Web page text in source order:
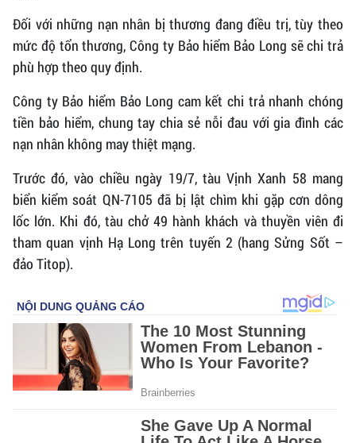
Đối với những nạn nhân bị thương đang điều trị, tùy theo
mức độ tổn thương, Công ty Bảo hiểm Bảo Long sẽ chi trả
phù hợp theo quy định.
Công ty Bảo hiểm Bảo Long cam kết chi trả nhanh chóng
tiền bảo hiểm, chung tay chia sẻ nỗi đau với gia đình các
nạn nhân không may thiệt mạng.
Trước đó, vào chiều ngày 19/7, tàu Vịnh Xanh 58 mang
biển kiểm soát QN-7105 đã bị lật chìm khi gặp cơn dông
lốc lớn. Khi đó, tàu chở 49 hành khách và thuyền viên đi
tham quan vịnh Hạ Long trên tuyến 2 (hang Sửng Sốt –
đảo Titop).